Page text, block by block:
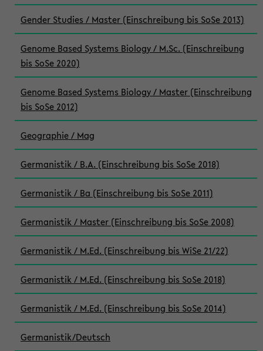
Gender Studies / Master (Einschreibung bis SoSe 2013)
Genome Based Systems Biology / M.Sc. (Einschreibung
bis SoSe 2020)
Genome Based Systems Biology / Master (Einschreibung
bis SoSe 2012)
Geographie / Mag
Germanistik / B.A. (Einschreibung bis SoSe 2018)
Germanistik / Ba (Einschreibung bis SoSe 2011)
Germanistik / Master (Einschreibung bis SoSe 2008)
Germanistik / M.Ed. (Einschreibung bis WiSe 21/22)
Germanistik / M.Ed. (Einschreibung bis SoSe 2018)
Germanistik / M.Ed. (Einschreibung bis SoSe 2014)
Germanistik/Deutsch